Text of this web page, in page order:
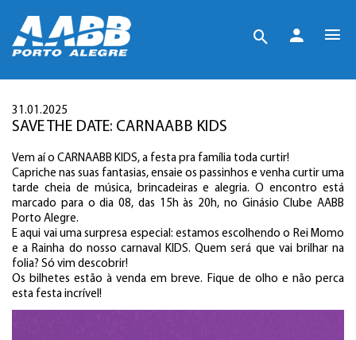
31.01.2025
SAVE THE DATE: CARNAABB KIDS
Vem aí o CARNAABB KIDS, a festa pra família toda curtir!
Capriche nas suas fantasias, ensaie os passinhos e venha curtir uma
tarde cheia de música, brincadeiras e alegria. O encontro está
marcado para o dia 08, das 15h às 20h, no Ginásio Clube AABB
Porto Alegre.
E aqui vai uma surpresa especial: estamos escolhendo o Rei Momo
e a Rainha do nosso carnaval KIDS. Quem será que vai brilhar na
folia? Só vim descobrir!
Os bilhetes estão à venda em breve. Fique de olho e não perca
esta festa incrível!